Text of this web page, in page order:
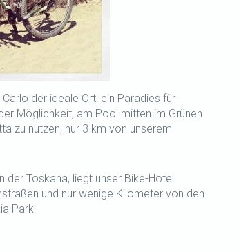
der ideale Ort: ein Paradies für
Möglichkeit, am Pool mitten im Grünen
zu nutzen, nur 3 km von unserem
der Toskana, liegt unser Bike-Hotel
und nur wenige Kilometer von den
Park